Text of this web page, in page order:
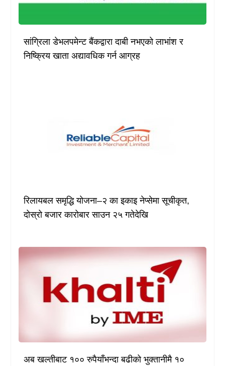
सांग्रिला डेभलपमेन्ट बैंकद्वारा दाबी नभएको लाभांश र
निष्क्रिय खाता अद्यावधिक गर्न आग्रह
रिलायबल समृद्धि योजना–२ का इकाइ नेप्सेमा सूचीकृत,
दोस्रो बजार कारोबार साउन २५ गतेदेखि
अब खल्तीबाट १०० रुपैयाँभन्दा बढीको भुक्तानीमै १०